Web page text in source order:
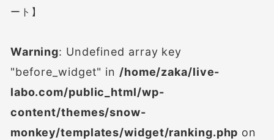
ート】
Warning: Undefined array key
"before_widget" in /home/zaka/live-
labo.com/public_html/wp-
content/themes/snow-
monkey/templates/widget/ranking.php on